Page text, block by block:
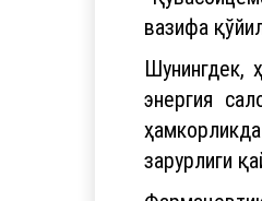
Шунингдек,
энергия
зарурлиги
салоҳият